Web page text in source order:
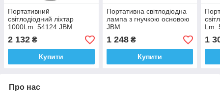
Портативний
світлодіодний ліхтар
1000Lm. 54124 JBM
2 132 ₴
Купити
Портативна світлодіодна
лампа з гнучкою основою
JBM
1 248₴
Купити
Lm.
1
Про нас